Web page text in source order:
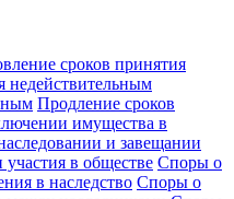
сроков принятия
недействительным
Продление сроков
имущества в
и завещании
в обществе Споры о
в наследство Споры о